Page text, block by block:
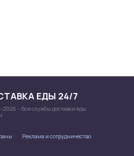
ЕДЫ 24/7
– Все службы доставки еды
Реклама и сотрудничество